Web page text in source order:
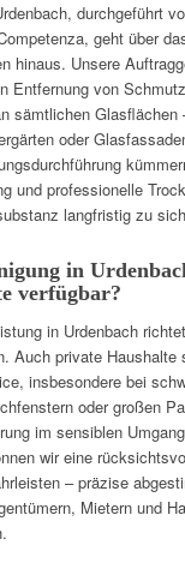
durchgeführt
geht über
hinaus. Unsere
Entfernung von
sämtlichen Glasflächen
oder
und professionelle
langfristig zu
in
verfügbar?
in Urdenbach
Auch private Haushalte
insbesondere bei
oder großen
im sensiblen
wir eine
– präzise
Mietern und